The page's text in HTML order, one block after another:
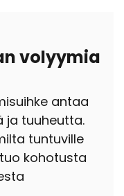
volyymia
antaa
ja tuuheutta.
tuntuville
kohotusta